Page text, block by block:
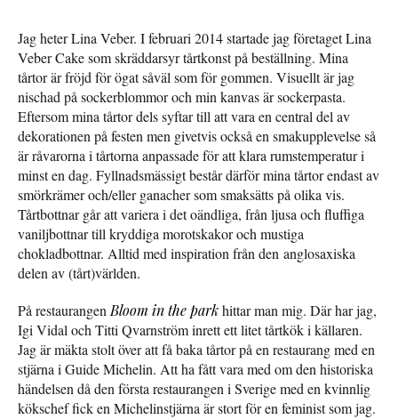
Jag heter Lina Veber. I februari 2014 startade jag företaget Lina
Veber Cake som skräddarsyr tårtkonst på beställning. Mina
tårtor är fröjd för ögat såväl som för gommen. Visuellt är jag
nischad på sockerblommor och min kanvas är sockerpasta.
Eftersom mina tårtor dels syftar till att vara en central del av
dekorationen på festen men givetvis också en smakupplevelse så
är råvarorna i tårtorna anpassade för att klara rumstemperatur i
minst en dag. Fyllnadsmässigt består därför mina tårtor endast av
smörkrämer och/eller ganacher som smaksätts på olika vis.
Tårtbottnar går att variera i det oändliga, från ljusa och fluffiga
vaniljbottnar till kryddiga morotskakor och mustiga
chokladbottnar. Alltid med inspiration från den anglosaxiska
delen av (tårt)världen.
På restaurangenBloom in the parkhittar man mig. Där har jag,
Igi Vidal och Titti Qvarnström inrett ett litet tårtkök i källaren.
Jag är mäkta stolt över att få baka tårtor på en restaurang med en
stjärna i Guide Michelin. Att ha fått vara med om den historiska
händelsen då den första restaurangen i Sverige med en kvinnlig
kökschef fick en Michelinstjärna är stort för en feminist som jag.